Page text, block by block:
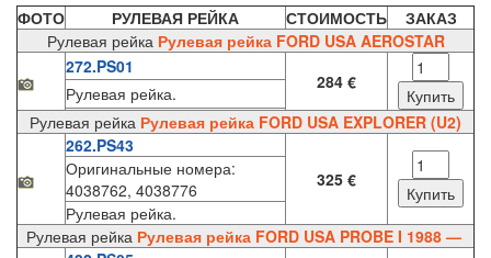
ФОТО РУЛЕВАЯ РЕЙКА СТОИМОСТЬ
ЗАКАЗ
Рулевая рейка Рулевая рейка FORD USA AEROSTAR
272.PS01
284 €
Рулевая рейка.
Рулевая рейка Рулевая рейка FORD USA EXPLORER (U2)
262.PS43
325 €
Оригинальные номера:
4038762, 4038776
Рулевая рейка.
Рулевая рейка Рулевая рейка FORD USA PROBE I 1988 —